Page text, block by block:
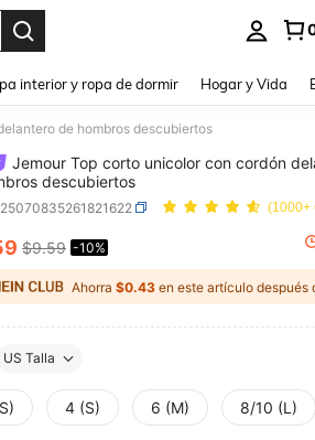
interior y ropa de dormir Hogar y Vida
de hombros descubiertos
Jemour Top corto unicolor con cordón
descubiertos
(1000+
AND
$9.59 -10%
Ahorra $0.43 en este artículo después
US Talla
4 (S) 6 (M) 8/10 (L)